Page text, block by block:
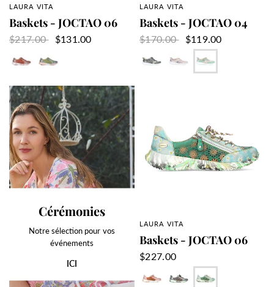
APERÇU RAPIDE
LAURA VITA
Baskets - JOCTAO 06
$217.00
$131.00
APERÇU RAPIDE
LAURA VITA
Baskets - JOCTAO 04
$170.00
$119.00
Vert
Cérémonies
Notre sélection pour vos
événements
ICI
APERÇU RAPIDE
LAURA VITA
Baskets - JOCTAO 06
$227.00
Sapin